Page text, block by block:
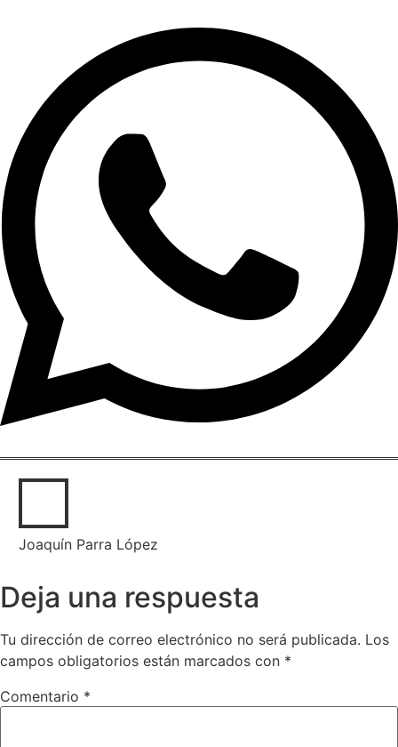
Joaquín Parra López
Deja una respuesta
Tu dirección de correo electrónico no será publicada. Los
campos obligatorios están marcados con *
Comentario *